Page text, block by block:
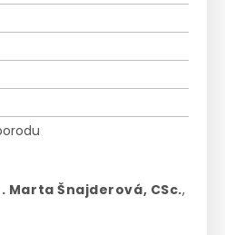
Marta Šnajderová, CSc.,